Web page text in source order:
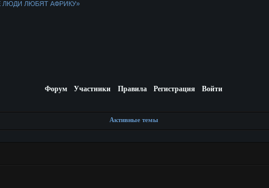
ЛЮДИ ЛЮБЯТ АФРИКУ»
Форум Участники Правила Регистрация Войти
Активные темы